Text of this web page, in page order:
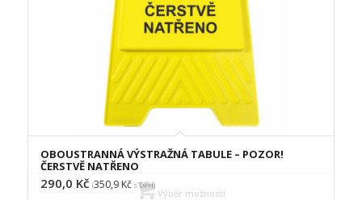
OBOUSTRANNÁ VÝSTRAŽNÁ TABULE – POZOR!
ČERSTVĚ NATŘENO
290,0 Kč (350,9Kč s DPH)
Výběr možností